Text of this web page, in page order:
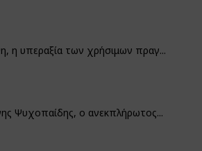
η υπεραξία των χρήσιμων πραγ...
Ψυχοπαίδης, ο ανεκπλήρωτος...